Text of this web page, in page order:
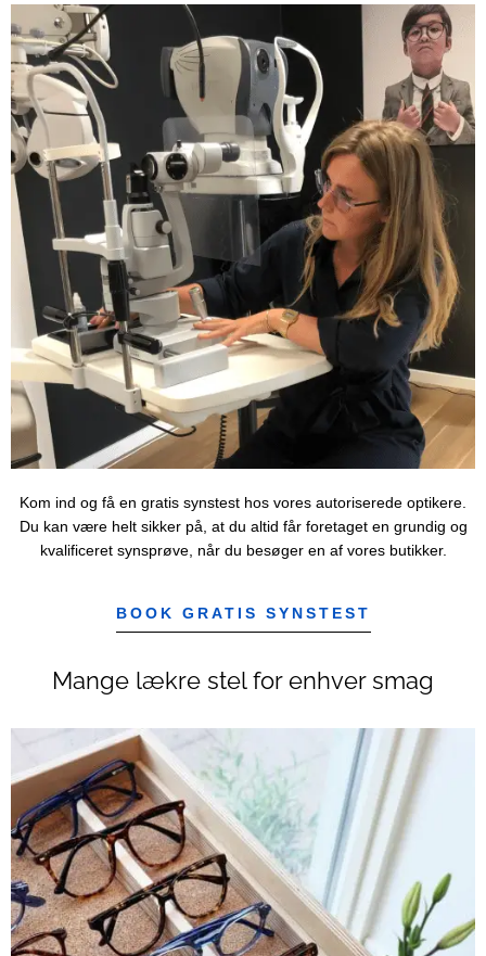
Kom ind og få en gratis synstest hos vores autoriserede optikere.
Du kan være helt sikker på, at du altid får foretaget en grundig og
kvalificeret synsprøve, når du besøger en af vores butikker.
BOOK GRATIS SYNSTEST
Mange lækre stel for enhver smag